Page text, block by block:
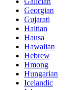
Georgian
Gujarati
Haitian
Hausa
Hawaiian
Hebrew
Hmong
Hungarian
Icelandic